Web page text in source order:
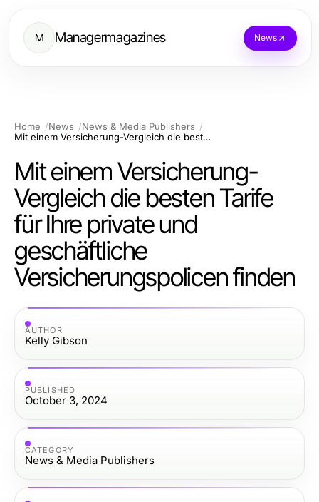
M Managermagazines News
Home News
News & Media Publishers
Mit einem Versicherung-Vergleich die besten Tarife für Ihre private und geschäftliche Versicherungspolicen finden
Mit einem Versicherung-
Vergleich die besten Tarife
für Ihre private und
geschäftliche
Versicherungspolicen finden
AUTHOR
Kelly Gibson
PUBLISHED
October 3, 2024
CATEGORY
News & Media Publishers